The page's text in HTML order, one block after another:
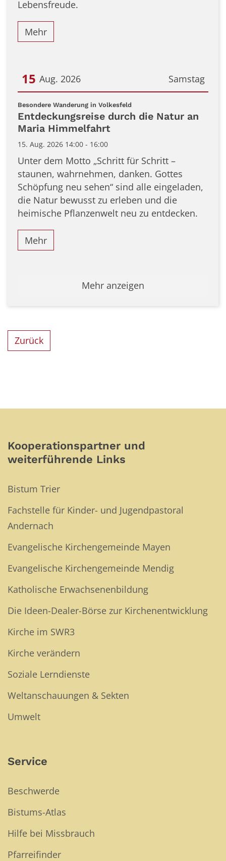
Lebensfreude.
Mehr
Samstag
15 Aug. 2026
Datum: 15. August 2026
Besondere Wanderung in Volkesfeld:
Entdeckungsreise durch die Natur an
Maria Himmelfahrt
15. Aug. 2026 14:00 - 16:00
Unter dem Motto „Schritt für Schritt –
staunen, wahrnehmen, danken. Gottes
Schöpfung neu sehen“ sind alle eingeladen,
die Natur bewusst zu erleben und die
heimische Pflanzenwelt neu zu entdecken.
Mehr
Mehr anzeigen
Zurück
Kooperationspartner und
weiterführende Links
Bistum Trier
Fachstelle für Kinder- und Jugendpastoral
Andernach
Evangelische Kirchengemeinde Mayen
Evangelische Kirchengemeinde Mendig
Katholische Erwachsenenbildung
Die Ideen-Dealer-Börse zur Kirchenentwicklung
Kirche im SWR3
Kirche verändern
Soziale Lerndienste
Weltanschauungen & Sekten
Umwelt
Service
Beschwerde
Bistums-Atlas
Hilfe bei Missbrauch
Pfarreifinder